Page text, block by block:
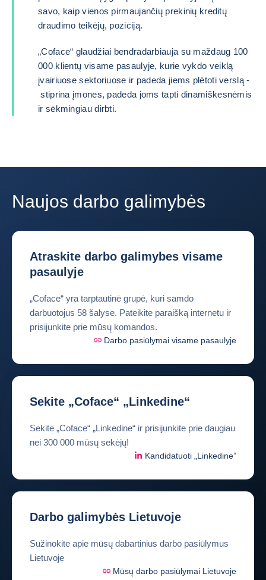
savo, kaip vienos pirmaujančių prekinių kreditų
draudimo teikėjų, poziciją.
„Coface“ glaudžiai bendradarbiauja su maždaug 100
000 klientų visame pasaulyje, kurie vykdo veiklą
įvairiuose sektoriuose ir padeda jiems plėtoti verslą -
stiprina įmones, padeda joms tapti dinamiškesnėmis
ir sėkmingiau dirbti.
Naujos darbo galimybės
Atraskite darbo galimybes visame
pasaulyje
„Coface“ yra tarptautinė grupė, kuri samdo
darbuotojus 58 šalyse. Pateikite paraišką internetu ir
prisijunkite prie mūsų komandos.
Darbo pasiūlymai visame pasaulyje
Sekite „Coface“ „Linkedine“
Sekite „Coface“ „Linkedine“ ir prisijunkite prie daugiau
nei 300 000 mūsų sekėjų!
Kandidatuoti „Linkedine”
Darbo galimybės Lietuvoje
Sužinokite apie mūsų dabartinius darbo pasiūlymus
Lietuvoje
Mūsų darbo pasiūlymai Lietuvoje